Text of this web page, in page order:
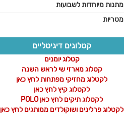
מתנות מיוחדות לשבועות
מטריות
קטלוגים דיגיטליים
קטלוג יומנים
קטלוג מארזי שי לראש השנה
לקטלוג מחזיקי מפתחות לחץ כאן
לקטלוג קיץ לחץ כאן
לקטלוג תיקים לחץ כאן POLO
לקטלוג פרלינים ושוקולדים ממותגים לחץ כאן